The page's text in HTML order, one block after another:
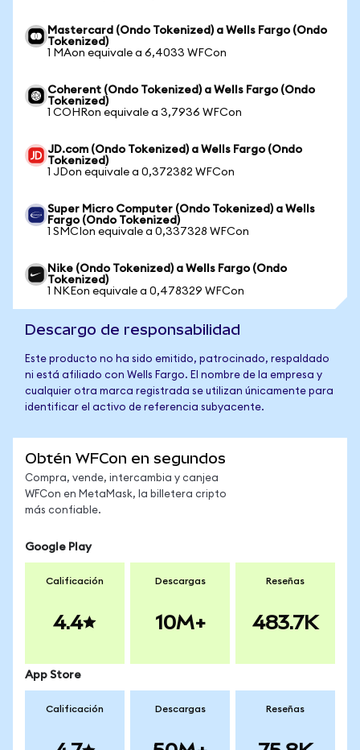
Mastercard (Ondo Tokenized) a Wells Fargo (Ondo
Tokenized)
1 MAon equivale a 6,4033 WFCon
Coherent (Ondo Tokenized) a Wells Fargo (Ondo
Tokenized)
1 COHRon equivale a 3,7936 WFCon
JD.com (Ondo Tokenized) a Wells Fargo (Ondo
Tokenized)
1 JDon equivale a 0,372382 WFCon
Super Micro Computer (Ondo Tokenized) a Wells
Fargo (Ondo Tokenized)
1 SMCIon equivale a 0,337328 WFCon
Nike (Ondo Tokenized) a Wells Fargo (Ondo
Tokenized)
1 NKEon equivale a 0,478329 WFCon
Descargo de responsabilidad
Este producto no ha sido emitido, patrocinado, respaldado
ni está afiliado con Wells Fargo. El nombre de la empresa y
cualquier otra marca registrada se utilizan únicamente para
identificar el activo de referencia subyacente.
Obtén WFCon en segundos
Compra, vende, intercambia y canjea
WFCon en MetaMask, la billetera cripto
más confiable.
Google Play
Calificación
4.4
Descargas
10M+
Reseñas
483.7K
App Store
Calificación Descargas Reseñas